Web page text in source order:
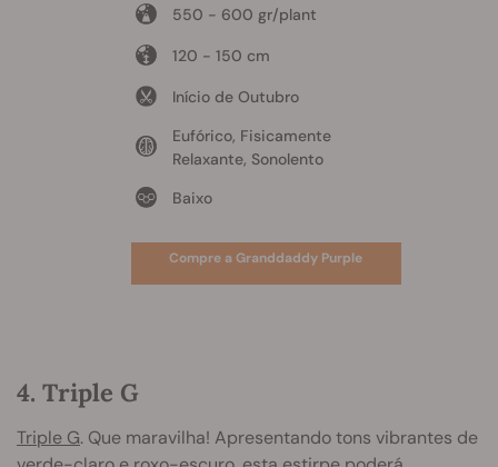
550 - 600 gr/plant
120 - 150 cm
Início de Outubro
Eufórico, Fisicamente
Relaxante, Sonolento
Baixo
Compre a Granddaddy Purple
4. Triple G
Triple G. Que maravilha! Apresentando tons vibrantes de